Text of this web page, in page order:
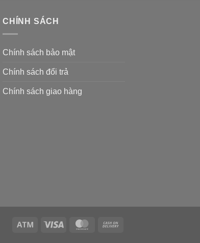
CHÍNH SÁCH
Chính sách bảo mật
Chính sách đổi trả
Chính sách giao hàng